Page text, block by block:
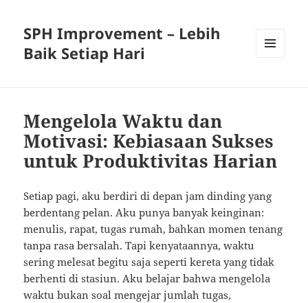
SPH Improvement – Lebih
Baik Setiap Hari
Mengelola Waktu dan
Motivasi: Kebiasaan Sukses
untuk Produktivitas Harian
Setiap pagi, aku berdiri di depan jam dinding yang
berdentang pelan. Aku punya banyak keinginan:
menulis, rapat, tugas rumah, bahkan momen tenang
tanpa rasa bersalah. Tapi kenyataannya, waktu
sering melesat begitu saja seperti kereta yang tidak
berhenti di stasiun. Aku belajar bahwa mengelola
waktu bukan soal mengejar jumlah tugas,